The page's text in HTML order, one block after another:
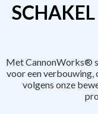
Met CannonWorks®
voor een verbouwing,
volgens onze